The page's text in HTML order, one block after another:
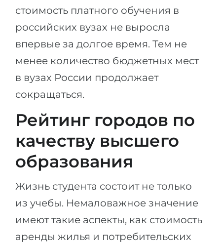
стоимость платного обучения в
российских вузах не выросла
впервые за долгое время. Тем не
менее количество бюджетных мест
в вузах России продолжает
сокращаться.
Рейтинг городов по
качеству высшего
образования
Жизнь студента состоит не только
из учебы. Немаловажное значение
имеют такие аспекты, как стоимость
аренды жилья и потребительских